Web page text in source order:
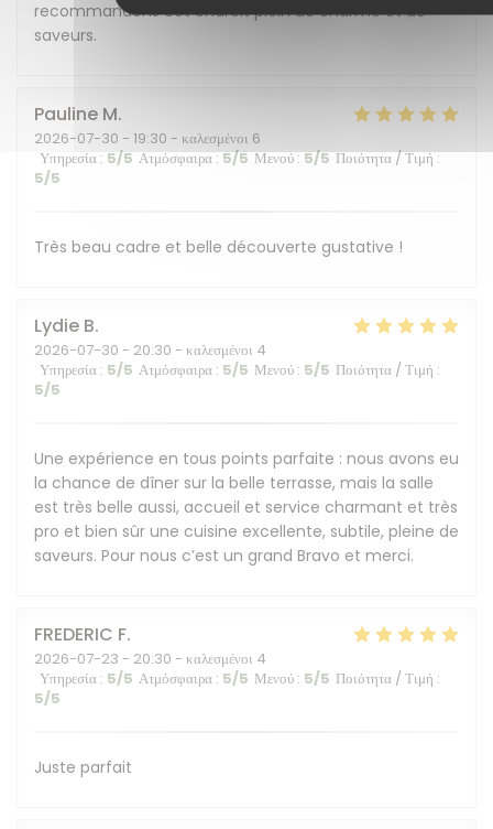
recommandons cet endroit plein de charme et de
saveurs.
Pauline M
2026-07-30 - 19:30 - καλεσμένοι 6
Υπηρεσία : 5/5 Ατμόσφαιρα:5/5 Μενού:5/5 Ποιότητα / Τιμή:
5/5
Très beau cadre et belle découverte gustative !
Lydie B
2026-07-30 - 20:30 - καλεσμένοι 4
Υπηρεσία : 5/5 Ατμόσφαιρα : 5/5 Μενού : 5/5 Ποιότητα / Τιμή :
5/5
Une expérience en tous points parfaite : nous avons eu
la chance de dîner sur la belle terrasse, mais la salle
est très belle aussi, accueil et service charmant et très
pro et bien sûr une cuisine excellente, subtile, pleine de
saveurs. Pour nous c’est un grand Bravo et merci.
FREDERIC F
2026-07-23 - 20:30 - καλεσμένοι 4
Υπηρεσία : 5/5 Ατμόσφαιρα : 5/5 Μενού : 5/5 Ποιότητα / Τιμή :
5/5
Juste parfait